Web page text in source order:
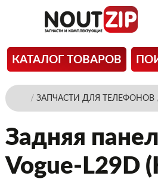
КАТАЛОГ ТОВАРОВ
/ ЗАПЧАСТИ ДЛЯ ТЕЛЕФОНОВ
Задняя
Vogue-L29D